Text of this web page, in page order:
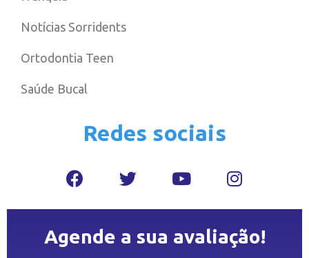
Notícias Sorridents
Ortodontia Teen
Saúde Bucal
Redes sociais
Agende a sua avaliação!